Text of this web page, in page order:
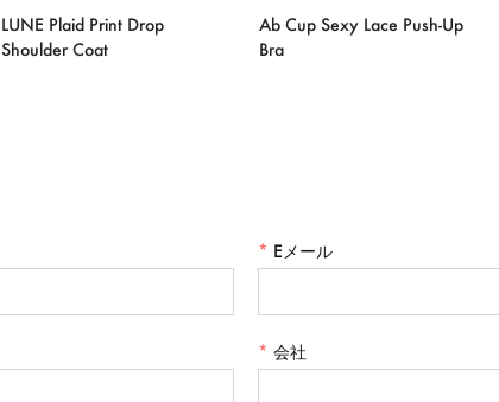
LUNE Plaid Print Drop
Shoulder Coat
Ab Cup Sexy Lace Push-Up
Bra
* Eメール
* 会社